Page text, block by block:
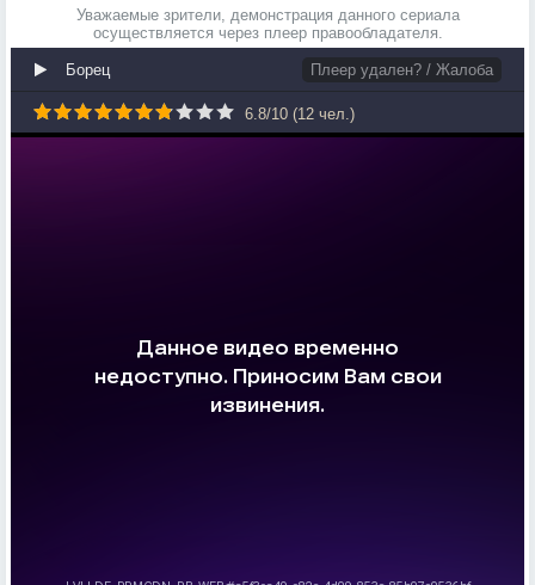
Уважаемые зрители, демонстрация данного сериала
осуществляется через плеер правообладателя.
Борец Плеер удален? / Жалоба
6.8/10 (12 чел.)